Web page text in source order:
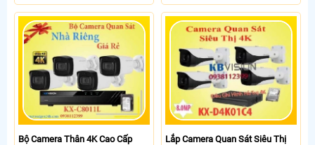
Bộ Camera Thân 4K Cao Cấp
Lắp Camera Quan Sát Siêu Thị